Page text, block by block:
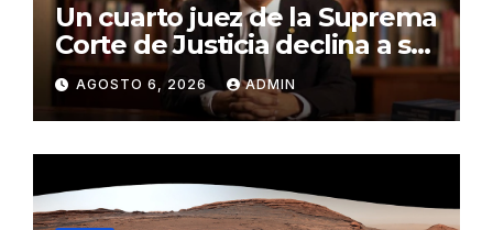
Un cuarto juez de la Suprema
Corte de Justicia declina a ser
evaluado por el CNM
AGOSTO 6, 2026 ADMIN